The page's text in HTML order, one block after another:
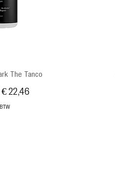
The Tanco
prijs
Verkoopprijs
€ 22,46